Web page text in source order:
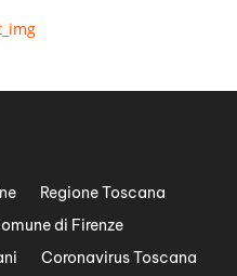
Regione Toscana
di Firenze
Coronavirus Toscana